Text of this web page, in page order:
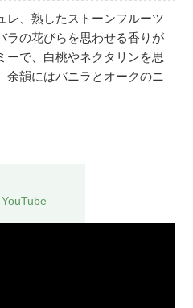
レ、熟したストーンフルーツ
ラの花びらを思わせる香りが
ーで、白桃やネクタリンを思
余韻にはバニラとオークのニ
YouTube